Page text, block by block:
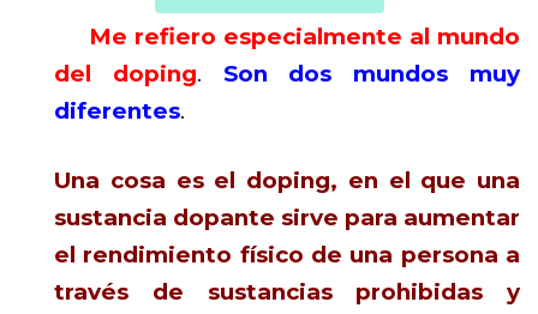
Me refiero especialmente al mundo
del doping. Son dos mundos muy
diferentes.
Una cosa es el doping, en el que una
sustancia dopante sirve para aumentar
el rendimiento físico de una persona a
través de sustancias prohibidas y